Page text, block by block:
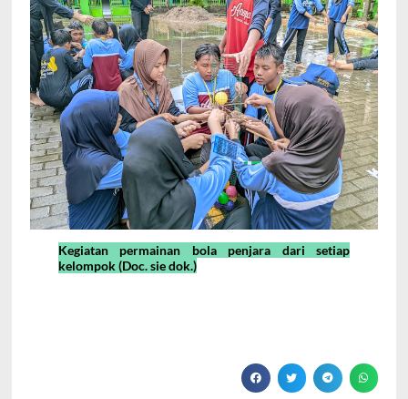
Kegiatan permainan bola penjara dari setiap
kelompok (Doc. sie dok.)